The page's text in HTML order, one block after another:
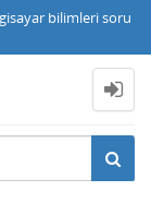
bilimleri soru